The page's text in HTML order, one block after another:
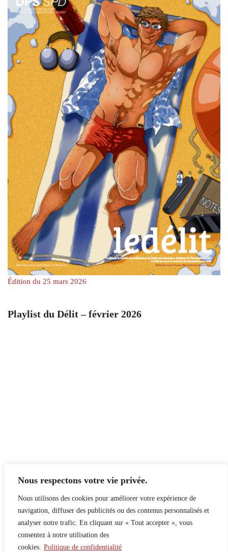
Nous respectons votre vie privée.
Nous utilisons des cookies pour améliorer votre expérience de
navigation, diffuser des publicités ou des contenus personnalisés et
analyser notre trafic. En cliquant sur « Tout accepter », vous
consentez à notre utilisation des
cookies. Politique de confidentialité
Édition du 25 mars 2026
Playlist du Délit – février 2026